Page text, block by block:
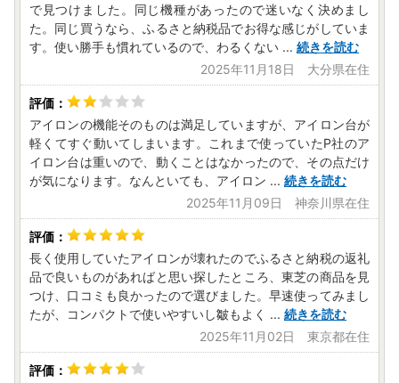
で見つけました。同じ機種があったので迷いなく決めまし
た。同じ買うなら、ふるさと納税品でお得な感じがしていま
す。使い勝手も慣れているので、わるくない ... 続きを読む
2025年11月18日 大分県在住
アイロンの機能そのものは満足していますが、アイロン台が
軽くてすぐ動いてしまいます。これまで使っていたP社のア
イロン台は重いので、動くことはなかったので、その点だけ
が気になります。なんといても、アイロン ... 続きを読む
2025年11月09日 神奈川県在住
長く使用していたアイロンが壊れたのでふるさと納税の返礼
品で良いものがあればと思い探したところ、東芝の商品を見
つけ、口コミも良かったので選びました。早速使ってみまし
たが、コンパクトで使いやすいし皺もよく ... 続きを読む
2025年11月02日 東京都在住